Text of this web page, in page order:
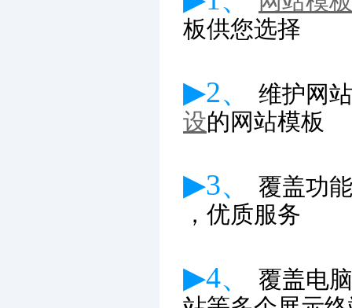
板供您选择
▶2、
维护网
设的网站模板
▶3、
覆盖功
，优质服务
▶4、
覆盖电